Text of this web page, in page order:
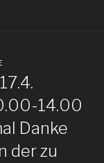
14.00
Danke
der zu